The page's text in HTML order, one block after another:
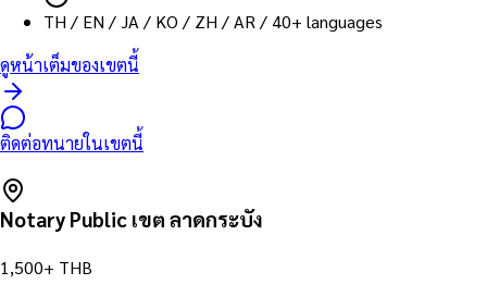
TH / EN / JA / KO / ZH / AR / 40+ languages
ดูหน้าเต็มของเขตนี้
ติดต่อทนายในเขตนี้
Notary Public เขต ลาดกระบัง
1,500+ THB